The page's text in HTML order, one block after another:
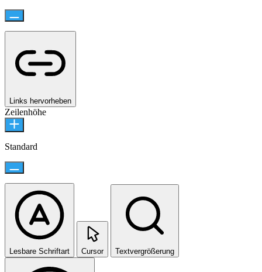
Links hervorheben
Zeilenhöhe
Standard
Lesbare Schriftart Cursor Textvergrößerung